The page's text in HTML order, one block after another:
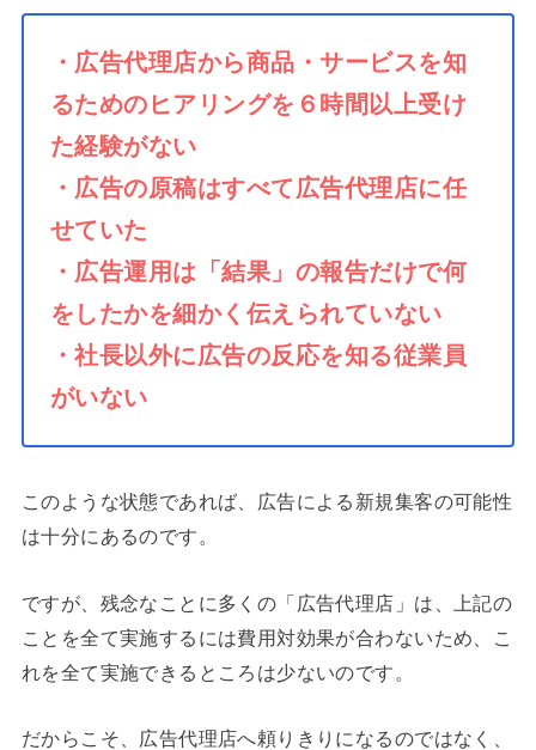
・広告代理店から商品・サービスを知
るためのヒアリングを６時間以上受け
た経験がない
・広告の原稿はすべて広告代理店に任
せていた
・広告運用は「結果」の報告だけで何
をしたかを細かく伝えられていない
・社長以外に広告の反応を知る従業員
がいない
このような状態であれば、広告による新規集客の可能性
は十分にあるのです。
ですが、残念なことに多くの「広告代理店」は、上記の
ことを全て実施するには費用対効果が合わないため、こ
れを全て実施できるところは少ないのです。
だからこそ、広告代理店へ頼りきりになるのではなく、